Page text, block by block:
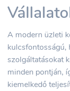
A modern üzleti
kulcsfontosságú,
szolgáltatásokat
minden pontján,
kiemelkedő